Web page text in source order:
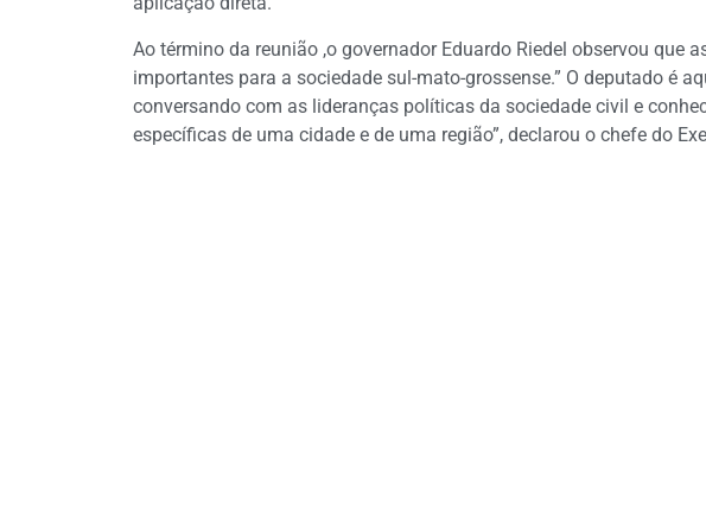
Ao término da reunião ,o governador Eduardo Riedel observou que
importantes para a sociedade sul-mato-grossense.” O deputado é
conversando com as lideranças políticas da sociedade civil e
específicas de uma cidade e de uma região”, declarou o chefe do